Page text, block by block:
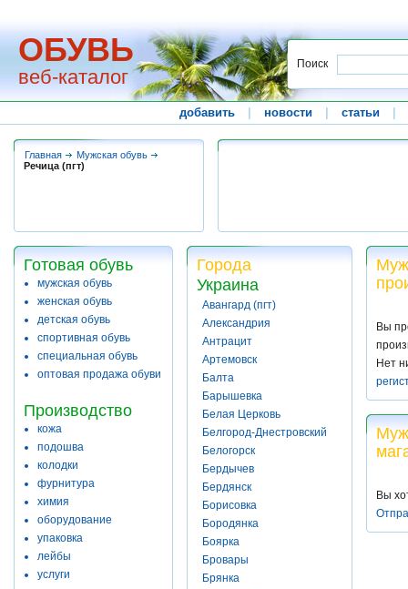
ОБУВЬ
веб-каталог
Поиск
добавить новости статьи
Главная
Мужская обувь
Речица (пгт)
Готовая обувь
мужская обувь
женская обувь
детская обувь
спортивная обувь
специальная обувь
оптовая продажа обуви
Производство
кожа
подошва
колодки
фурнитура
химия
оборудование
упаковка
лейбы
услуги
Города
Украина
Авангард (пгт)
Александрия
Антрацит
Артемовск
Балта
Барышевка
Белая Церковь
Белгород-Днестровский
Белогорск
Бердычев
Бердянск
Борисовка
Бородянка
Боярка
Бровары
Брянка
Вы
Нет
Вы